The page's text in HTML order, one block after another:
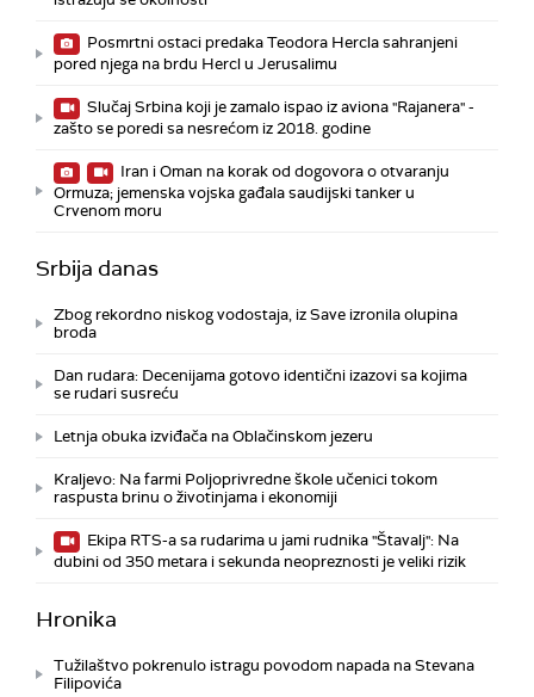
Posmrtni ostaci predaka Teodora Hercla sahranjeni
pored njega na brdu Hercl u Jerusalimu
Slučaj Srbina koji je zamalo ispao iz aviona "Rajanera" -
zašto se poredi sa nesrećom iz 2018. godine
Iran i Oman na korak od dogovora o otvaranju
Ormuza; jemenska vojska gađala saudijski tanker u
Crvenom moru
Srbija danas
Zbog rekordno niskog vodostaja, iz Save izronila olupina
broda
Dan rudara: Decenijama gotovo identični izazovi sa kojima
se rudari susreću
Letnja obuka izviđača na Oblačinskom jezeru
Kraljevo: Na farmi Poljoprivredne škole učenici tokom
raspusta brinu o životinjama i ekonomiji
Ekipa RTS-a sa rudarima u jami rudnika "Štavalj": Na
dubini od 350 metara i sekunda neopreznosti je veliki rizik
Hronika
Tužilaštvo pokrenulo istragu povodom napada na Stevana
Filipovića